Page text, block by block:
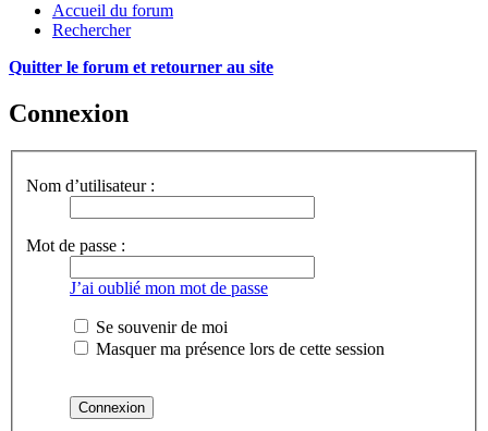
Accueil du forum
Rechercher
Quitter le forum et retourner au site
Connexion
Nom d’utilisateur :
Mot de passe :
J’ai oublié mon mot de passe
Se souvenir de moi
Masquer ma présence lors de cette session